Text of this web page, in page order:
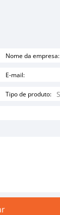
Nome da empresa:
E-mail:
Tipo de produto: